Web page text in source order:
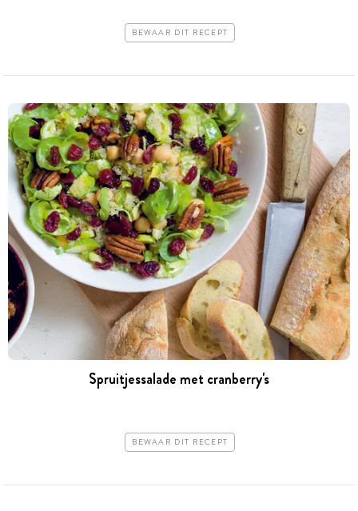
BEWAAR DIT RECEPT
Spruitjessalade met cranberry's
BEWAAR DIT RECEPT